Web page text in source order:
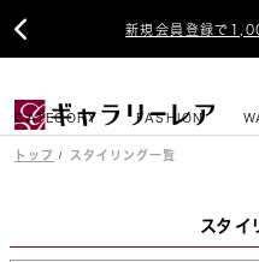
新規会員登録で

CATEGORY FASHION
トップ スタイリング一覧
スタイ